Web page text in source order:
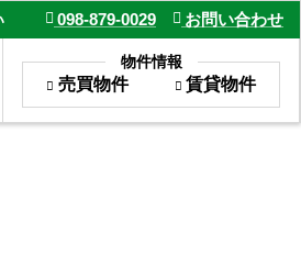
098-879-0029 お問い合わせ
物件情報
売買物件 賃貸物件